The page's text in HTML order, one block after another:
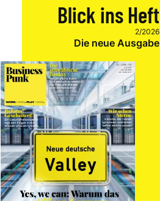
Blick ins Heft
2/2026
Die neue Ausgabe